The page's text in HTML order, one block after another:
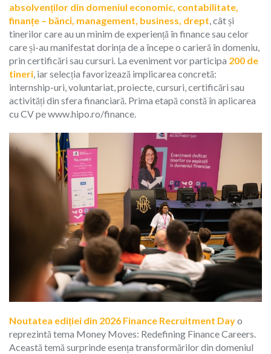
absolvenților din domeniul economic, contabilitate,
finanțe – bănci, management, business, drept , cât și
tinerilor care au un minim de experiență în finance sau celor
care și-au manifestat dorința de a începe o carieră în domeniu,
prin certificări sau cursuri. La eveniment vor participa 200 de
tineri , iar selecția favorizează implicarea concretă:
internship-uri, voluntariat, proiecte, cursuri, certificări sau
activități din sfera financiară. Prima etapă constă în aplicarea
cu CV pe www.hipo.ro/finance.
Noutatea ediției din 2026 Finance Recruitment Dayo
reprezintă tema Money Moves: Redefining Finance Careers.
Această temă surprinde esența transformărilor din domeniul